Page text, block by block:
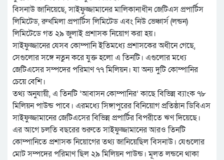
বিসনাউ জানিয়েছে, সাইফুজ্জামানের মালিকানাধীন জেটিএস প্রপার্টিস
লিমিটেড, রুখমিলা প্রপার্টিস লিমিটেড এবং নিউ ভেঞ্চার্স (লন্ডন)
লিমিটেডে গত ২৯ জুলাই প্রশাসক নিয়োগ করা হয়।
সাইফুজ্জানের যেসব কোম্পানি ইতিমধ্যে প্রশাসকের অধীনে গেছে,
সেগুলোর সঙ্গে নতুন করে যুক্ত হলো এ তিনটি। এগুলোর মধ্যে
জেটিএসের সম্পদের পরিমাণ ৭৭ মিলিয়ন। যা অন্য দুটি কোম্পানির
চেয়ে বেশি।
তথ্য অনুযায়ী, এ তিনটি ‘আবাসন কোম্পানির’ কাছে বিভিন্ন ব্যাংক ৭৮
মিলিয়ন পাউন্ড পাবে। এরমধ্যে সিঙ্গাপুরের বিনিয়োগ প্রতিষ্ঠান ডিবিএস
সাইফুজ্জামানের জেটিএসের বিভিন্ন প্রপার্টির বিপরীতে ঋণ দিয়েছে।
এর আগে চলতি বছরের শুরুতে সাইফুজ্জামানের আরও তিনটি
কোম্পানিতে প্রশাসক নিয়োগের তথ্য জানিয়েছিল বিসনাউ। যেগুলোর
মোট সম্পদের পরিমাণ ছিল ২৯ মিলিয়ন পাউন্ড। মূলত লন্ডনে থাকা